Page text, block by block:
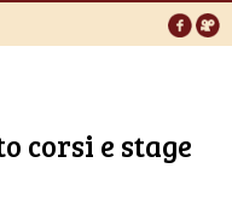
corsi e stage